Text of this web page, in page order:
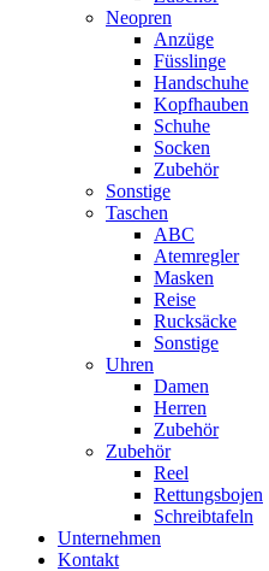
Neopren
Anzüge
Füsslinge
Handschuhe
Kopfhauben
Schuhe
Socken
Zubehör
Sonstige
Taschen
ABC
Atemregler
Masken
Reise
Rucksäcke
Sonstige
Uhren
Damen
Herren
Zubehör
Zubehör
Reel
Rettungsbojen
Schreibtafeln
Unternehmen
Kontakt